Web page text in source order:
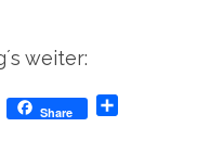
weiter:
W
Share